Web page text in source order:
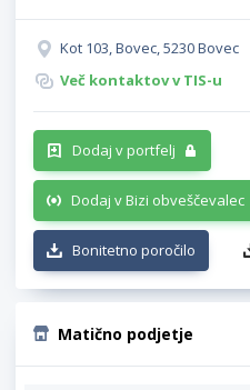
Kot 103, Bovec, 5230 Bovec
Več kontaktov v TIS-u
Dodaj v portfelj
Dodaj v Bizi obveščevalec
Bonitetno poročilo
Matično podjetje